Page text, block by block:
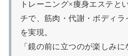
トレーニング×痩身エステと
チで、筋肉・代謝・ボディラ
を実現。
「鏡の前に立つのが楽しみに